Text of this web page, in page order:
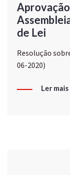
de Lei
Resolução
06-2020)
Ler mais